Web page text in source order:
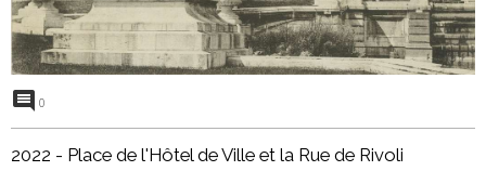
0
2022 - Place de l'Hôtel de Ville et la Rue de Rivoli